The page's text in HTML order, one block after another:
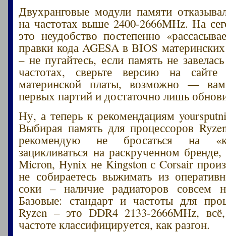
Двухранговые модули памяти
на частотах выше 2400-2666MHz. На
это неудобство постепенно
правки кода AGESA в BIOS
– не пугайтесь, если память не
частотах, сверьте версию на сайте
материнской платы, возможно —
первых партий и достаточно лишь
Ну, а теперь к рекомендациям
Выбирая память для процессоров
рекомендую не бросаться на
зацикливаться на раскрученном
Micron, Hynix не Kingston с Corsair
не собираетесь выжимать из
соки – наличие радиаторов совсем
Базовые: стандарт и частоты для
Ryzen – это DDR4 2133-2666MHz,
частоте классифицируется, как разгон.